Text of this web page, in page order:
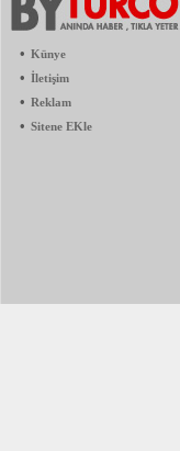
• Künye
• İletişim
• Reklam
• Sitene EKle